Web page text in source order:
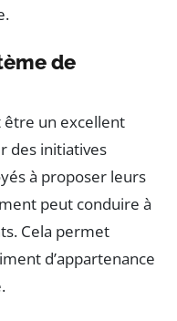
de
être un excellent
des initiatives
à proposer leurs
peut conduire à
Cela permet
d’appartenance